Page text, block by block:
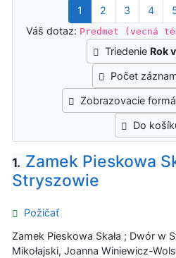
1
2 3 4
Váš dotaz: Predmet (vecná
Triedenie Rok
Počet
Zobrazovacie
Do
1. Zamek Pieskowa
Stryszowie
Požičať
Zamek Pieskowa Skała ; Dwór w
Mikołajski, Joanna Winiewicz-